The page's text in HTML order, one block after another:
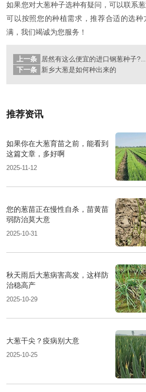
如果您对大葱种子选种有疑问，可以联系
可以按照您的种植需求，推荐合适的选
满，我们竭诚为您服务！
上一条
下一条
新乡大葱是如何种出来的
推荐资讯
如果你在大葱育苗之前，能看到
这篇文章，多好啊
2025-11-12
您的葱苗正在慢性自杀，苗黄苗
弱防治莫大意
2025-10-31
秋天雨后大葱病害高发，这样防
治稳高产
2025-10-29
大葱干尖？疫病别大意
2025-10-25